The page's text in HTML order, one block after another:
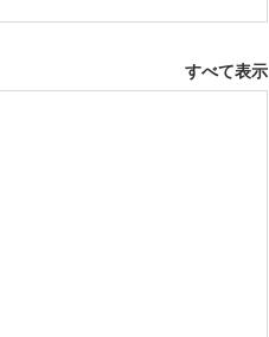
すべて表示